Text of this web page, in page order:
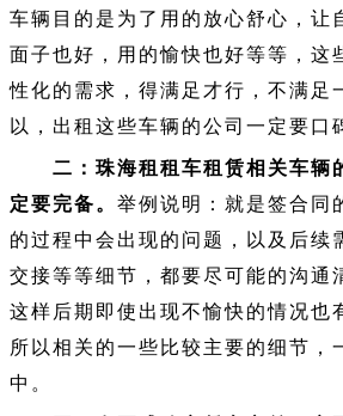
车辆目的是为了用的放心舒心，让
面子也好，用的愉快也好等等，这
性化的需求，得满足才行，不满足
以，出租这些车辆的公司一定要口
二：珠海租租车租赁相关车辆
定要完备。 举例说明：就是签合同
的过程中会出现的问题，以及后续
交接等等细节，都要尽可能的沟通
这样后期即使出现不愉快的情况也
所以相关的一些比较主要的细节，
中。